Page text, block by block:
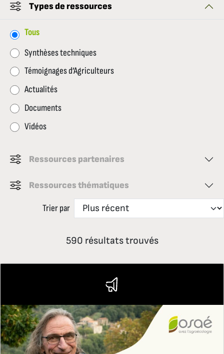
Types de ressources
Tous
Synthèses techniques
Témoignages d’Agriculteurs
Actualités
Documents
Vidéos
Ressources partenaires
Ressources thématiques
Trier par
590 résultats trouvés